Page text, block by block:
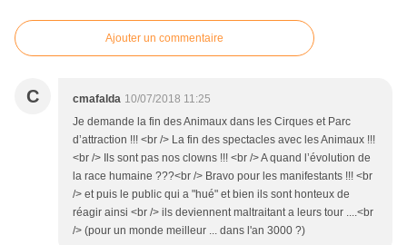
Ajouter un commentaire
C cmafalda 10/07/2018 11:25
Je demande la fin des Animaux dans les Cirques et Parc
d’attraction !!! <br /> La fin des spectacles avec les Animaux !!!
<br /> Ils sont pas nos clowns !!! <br /> A quand l’évolution de
la race humaine ???<br /> Bravo pour les manifestants !!! <br
/> et puis le public qui a "hué" et bien ils sont honteux de
réagir ainsi <br /> ils deviennent maltraitant a leurs tour ....<br
/> (pour un monde meilleur ... dans l'an 3000 ?)